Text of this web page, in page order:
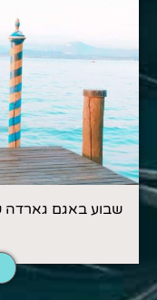
שבוע באגם גארדה